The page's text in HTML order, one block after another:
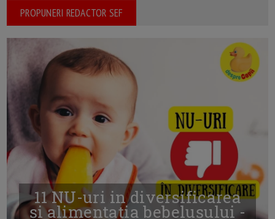
PROPUNERI REDACTOR SEF
11 NU-uri in diversificarea
și alimentația bebelușului -